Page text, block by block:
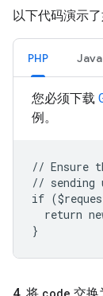
以下代码演示
PHP Java
您必须下载
例。
// Ensure
// sending
if
return
}